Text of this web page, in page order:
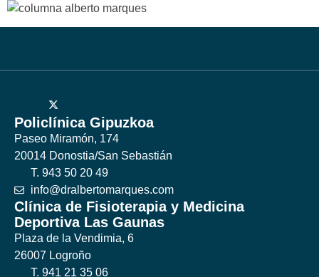
Policlínica Gipuzkoa
Paseo Miramón, 174
20014 Donostia/San Sebastián
T. 943 50 20 49
info@dralbertomarques.com
Clínica de Fisioterapia y Medicina
Deportiva Las Gaunas
Plaza de la Vendimia, 6
26007 Logroño
T. 941 21 35 06